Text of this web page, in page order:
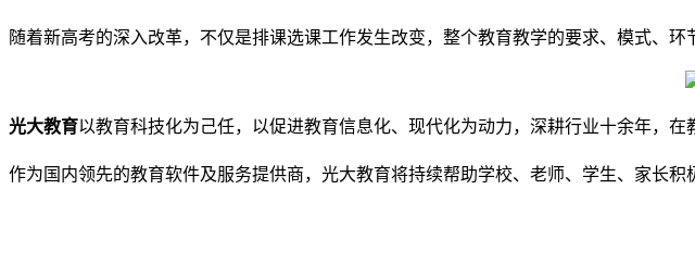
随着新高考的深入改革，不仅是排课选课工作发生改变，整个教育教学的要求、模式、
光大教育以教育科技化为己任，以促进教育信息化、现代化为动力，深耕行业十余年，
作为国内领先的教育软件及服务提供商，光大教育将持续帮助学校、老师、学生、家长积